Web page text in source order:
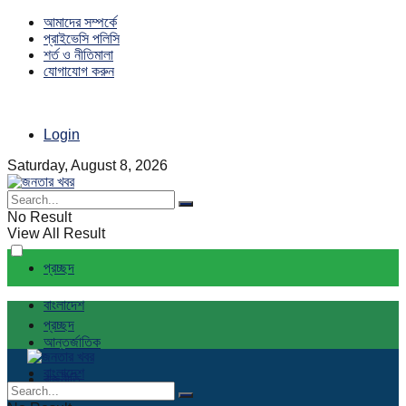
আমাদের সম্পর্কে
প্রাইভেসি পলিসি
শর্ত ও নীতিমালা
যোগাযোগ করুন
Login
Saturday, August 8, 2026
No Result
View All Result
প্রচ্ছদ
বাংলাদেশ
আন্তর্জাতিক
রাজনীতি
প্রচ্ছদ
বাংলাদেশ